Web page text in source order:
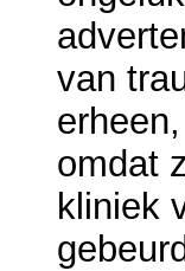
van
omdat
kliniek